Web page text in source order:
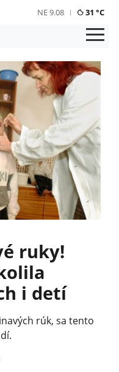
NE 9.08 31 °C
ruky!
i detí
rúk, sa tento